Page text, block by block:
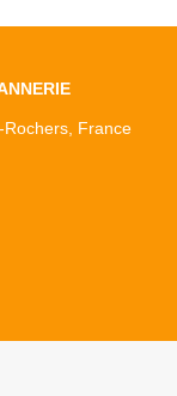
France